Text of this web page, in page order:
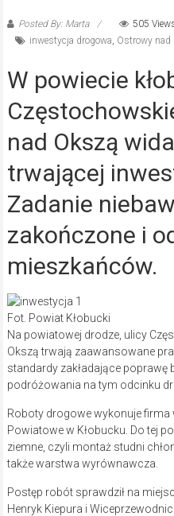
Posted By: Marta
505
inwestycja drogowa, Ostrowy nad
W powiecie
nad Okszą
trwającej
Zadanie
zakończone i
mieszkańców.
Fot. Powiat Kłobucki
Na powiatowej drodze, ulicy
Okszą trwają zaawansowane
standardy zakładające poprawę
podróżowania na tym odcinku
Roboty drogowe wykonuje firma
Powiatowe w Kłobucku. Do tej
ziemne, czyli montaż studni
także warstwa wyrównawcza.
Postęp robót sprawdził na
Henryk Kiepura i